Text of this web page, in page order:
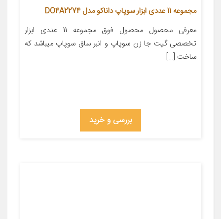
مجموعه 11 عددی ابزار سوپاپ داناکو مدل DO4A2274
معرفی محصول محصول فوق مجموعه 11 عددی ابزار
تخصصی گیت جا زن سوپاپ و انبر ساق سوپاپ میباشد که
ساخت […]
بررسی و خرید